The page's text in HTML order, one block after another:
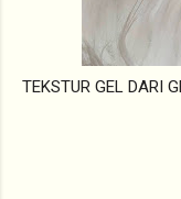
TEKSTUR GEL DARI